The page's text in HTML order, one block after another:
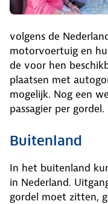
volgens de
motorvoertuig en
de voor hen
plaatsen met
mogelijk. Nog een
passagier per gordel.
Buitenland
In het buitenland
in Nederland.
gordel moet zitten,